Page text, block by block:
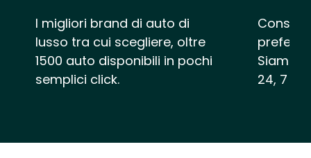
I migliori brand di auto di
lusso tra cui scegliere, oltre
1500 auto disponibili in pochi
semplici click.
Siamo
24, 7